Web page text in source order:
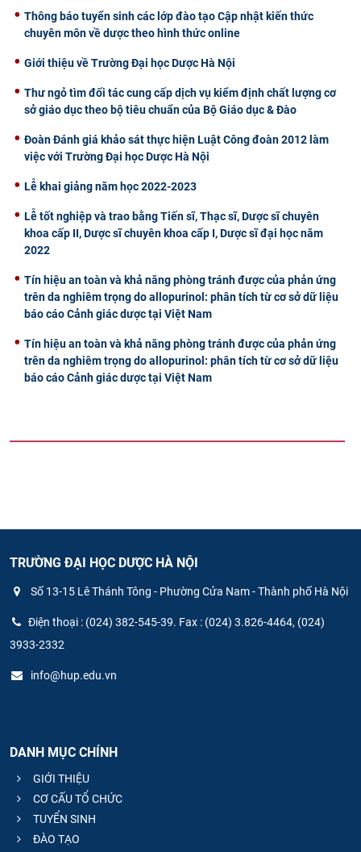
Thông báo tuyển sinh các lớp đào tạo Cập nhật kiến thức
chuyên môn về dược theo hình thức online
Giới thiệu về Trường Đại học Dược Hà Nội
Thư ngỏ tìm đối tác cung cấp dịch vụ kiểm định chất lượng cơ
sở giáo dục theo bộ tiêu chuẩn của Bộ Giáo dục & Đào
Đoàn Đánh giá khảo sát thực hiện Luật Công đoàn 2012 làm
việc với Trường Đại học Dược Hà Nội
Lễ khai giảng năm học 2022-2023
Lễ tốt nghiệp và trao bằng Tiến sĩ, Thạc sĩ, Dược sĩ chuyên
khoa cấp II, Dược sĩ chuyên khoa cấp I, Dược sĩ đại học năm
2022
Tín hiệu an toàn và khả năng phòng tránh được của phản ứng
trên da nghiêm trọng do allopurinol: phân tích từ cơ sở dữ liệu
báo cáo Cảnh giác dược tại Việt Nam
Tín hiệu an toàn và khả năng phòng tránh được của phản ứng
trên da nghiêm trọng do allopurinol: phân tích từ cơ sở dữ liệu
báo cáo Cảnh giác dược tại Việt Nam
TRƯỜNG ĐẠI HỌC DƯỢC HÀ NỘI
Số 13-15 Lê Thánh Tông - Phường Cửa Nam - Thành phố Hà Nội
Điện thoại : (024) 382-545-39. Fax : (024) 3.826-4464, (024)
3933-2332
info@hup.edu.vn
DANH MỤC CHÍNH
GIỚI THIỆU
CƠ CẤU TỔ CHỨC
TUYỂN SINH
ĐÀO TẠO